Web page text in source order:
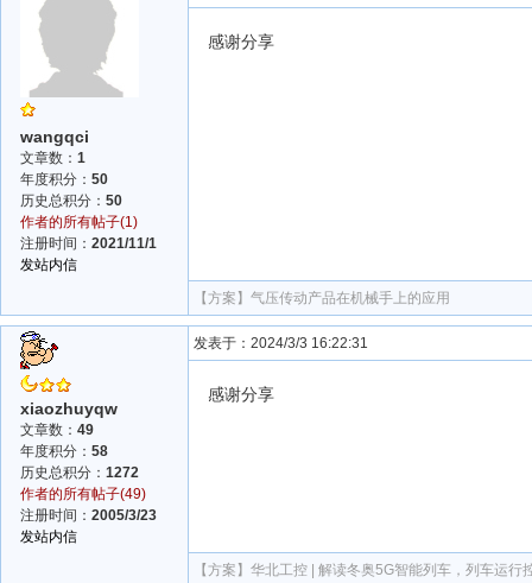
wangqci
文章数： 1
年度积分： 50
历史总积分： 50
作者的所有帖子(1)
注册时间： 2021/11/1
发站内信
感谢分享
【方案】 气压传动产品在机械手上的应用
xiaozhuyqw
文章数： 49
年度积分： 58
历史总积分： 1272
作者的所有帖子(49)
注册时间： 2005/3/23
发站内信
发表于：2024/3/3 16:22:31
感谢分享
【方案】 华北工控 | 解读冬奥5G智能列车，列车运行